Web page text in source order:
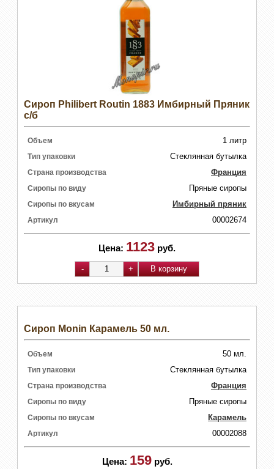
Сироп Philibert Routin 1883 Имбирный Пряник
с/б
Объем 1 литр
Тип упаковки Стеклянная бутылка
Страна производства Франция
Сиропы по виду Пряные сиропы
Сиропы по вкусам Имбирный пряник
Артикул 00002674
Цена: 1123 руб.
Сироп Monin Карамель 50 мл.
Объем 50 мл.
Тип упаковки Стеклянная бутылка
Страна производства Франция
Сиропы по виду Пряные сиропы
Сиропы по вкусам Карамель
Артикул 00002088
Цена: 159 руб.